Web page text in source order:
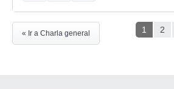
1 2
« Ir a Charla general